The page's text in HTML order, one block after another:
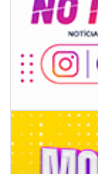
06/08/2026 | 18:28
Ciclone-bomba se
impactos
ITAPEMA